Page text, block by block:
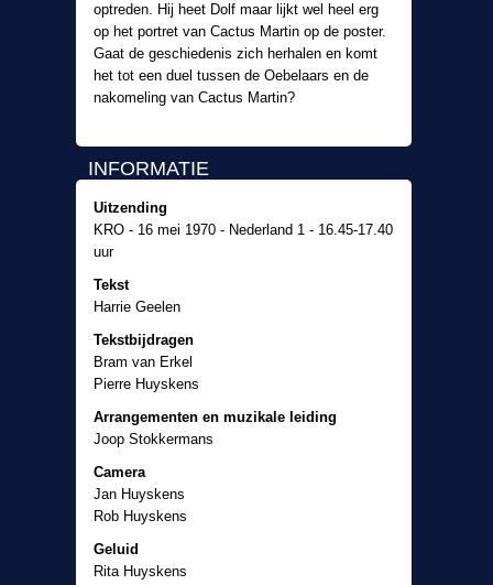
optreden. Hij heet Dolf maar lijkt wel heel erg
op het portret van Cactus Martin op de poster.
Gaat de geschiedenis zich herhalen en komt
het tot een duel tussen de Oebelaars en de
nakomeling van Cactus Martin?
INFORMATIE
Uitzending
KRO - 16 mei 1970 - Nederland 1 - 16.45-17.40
uur
Tekst
Harrie Geelen
Tekstbijdragen
Bram van Erkel
Pierre Huyskens
Arrangementen en muzikale leiding
Joop Stokkermans
Camera
Jan Huyskens
Rob Huyskens
Geluid
Rita Huyskens